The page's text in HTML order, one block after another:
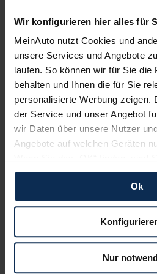
Wir konfigurieren hier alles für
MeinAuto nutzt Cookies und
unsere Services und Angebote
laufen. So können wir für Sie die
behalten und Ihnen die für Sie
personalisierte Werbung zeigen.
der Service und unser Angebot
wir Daten über unsere Nutzer
Angebote auf welchen Geräten
und erlauben uns Cookies für
verwenden und diese Daten an
etwa an unsere
zustimmen möchten,
dann nicht auf Sie zuschneiden
perfekt auf dem Weg zu Ihrem
Ok
Nur
Nissan